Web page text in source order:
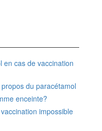
en cas de vaccination
du paracétamol
enceinte?
impossible